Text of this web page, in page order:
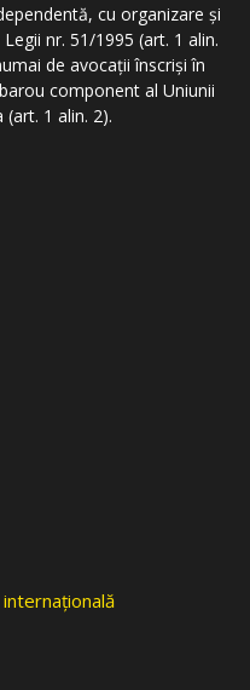
cu organizare şi
nr. 51/1995 (art. 1 alin.
de avocaţii înscrişi în
component al Uniunii
1 alin. 2).